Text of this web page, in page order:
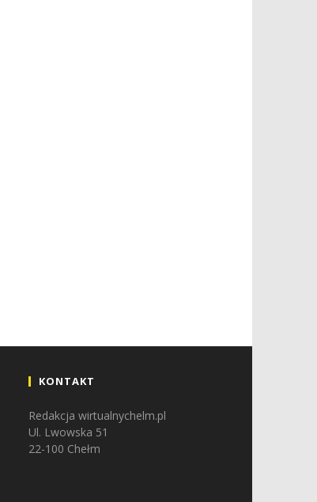
KONTAKT
Redakcja wirtualnychelm.pl
Ul. Lwowska 51
22-100 Chełm